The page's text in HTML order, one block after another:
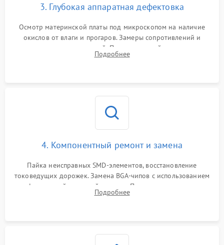
3. Глубокая аппаратная дефектовка
Осмотр материнской платы под микроскопом на наличие
окислов от влаги и прогаров. Замеры сопротивлений и
дежурных напряжений. Проверка цепей питания,
мультиконтроллера, процессора и видеочипа.
Подробнее
4. Компонентный ремонт и замена
Пайка неисправных SMD-элементов, восстановление
токоведущих дорожек. Замена BGA-чипов с использованием
инфракрасной паяльной станции. Прошивка микросхемы
BIOS или замена поврежденных портов USB
Подробнее